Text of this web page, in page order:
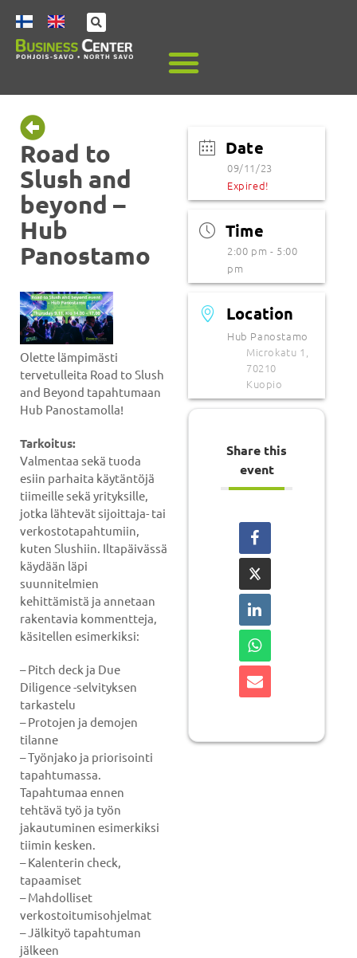
Road to
Slush and
beyond –
Hub
Panostamo
Olette lämpimästi
tervetulleita Road to Slush
and Beyond tapahtumaan
Hub Panostamolla!
Tarkoitus:
Valmentaa sekä tuoda
esiin parhaita käytäntöjä
tiimeille sekä yrityksille,
jotka lähtevät sijoittaja- tai
verkostotapahtumiin,
kuten Slushiin. Iltapäivässä
käydään läpi
suunnitelmien
kehittämistä ja annetaan
rakentavia kommentteja,
käsitellen esimerkiksi:
– Pitch deck ja Due
Diligence -selvityksen
tarkastelu
– Protojen ja demojen
tilanne
– Työnjako ja priorisointi
tapahtumassa.
Tapahtumaa ennen
tehtävä työ ja työn
jakautuminen esimerkiksi
tiimin kesken.
– Kalenterin check,
tapaamiset
– Mahdolliset
verkostoitumisohjelmat
– Jälkityö tapahtuman
jälkeen
Date
09/11/23
Expired!
Time
2:00 pm - 5:00
pm
Location
Hub Panostamo
Microkatu 1,
70210
Kuopio
Share this
event